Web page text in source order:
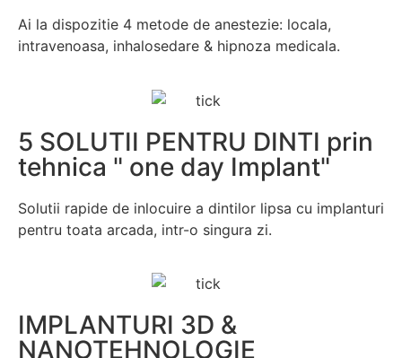
Ai la dispozitie 4 metode de anestezie: locala,
intravenoasa, inhalosedare & hipnoza medicala.
5 SOLUTII PENTRU DINTI prin
tehnica " one day Implant"
Solutii rapide de inlocuire a dintilor lipsa cu implanturi
pentru toata arcada, intr-o singura zi.
IMPLANTURI 3D &
NANOTEHNOLOGIE